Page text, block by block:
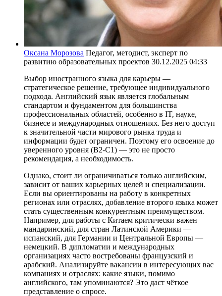
Оксана Морозова Педагог, методист, эксперт по
развитию образовательных проектов 30.12.2025 04:33
Выбор иностранного языка для карьеры —
стратегическое решение, требующее индивидуального
подхода. Английский язык является глобальным
стандартом и фундаментом для большинства
профессиональных областей, особенно в IT, науке,
бизнесе и международных отношениях. Без него доступ
к значительной части мирового рынка труда и
информации будет ограничен. Поэтому его освоение до
уверенного уровня (B2-C1) — это не просто
рекомендация, а необходимость.
Однако, стоит ли ограничиваться только английским,
зависит от ваших карьерных целей и специализации.
Если вы ориентированы на работу в конкретных
регионах или отраслях, добавление второго языка может
стать существенным конкурентным преимуществом.
Например, для работы с Китаем критически важен
мандаринский, для стран Латинской Америки —
испанский, для Германии и Центральной Европы —
немецкий. В дипломатии и международных
организациях часто востребованы французский и
арабский. Анализируйте вакансии в интересующих вас
компаниях и отраслях: какие языки, помимо
английского, там упоминаются? Это даст чёткое
представление о спросе.